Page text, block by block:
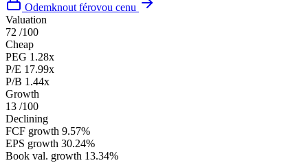
Odemknout férovou cenu
Valuation
72 /100
Cheap
PEG 1.28x
P/E 17.99x
P/B 1.44x
Growth
13 /100
Declining
FCF growth 9.57%
EPS growth 30.24%
Book val. growth 13.34%